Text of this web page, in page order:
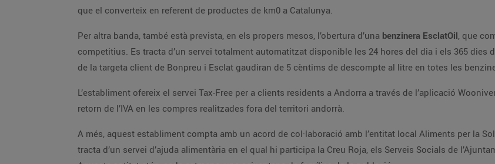
que el converteix en referent de productes de km0 a Catalunya.
Per altra banda, també està prevista, en els propers mesos, l’obertura d’una benzinera EsclatOil, que
competitius. Es tracta d’un servei totalment automatitzat disponible les 24 hores del dia i els 365 dies
de la targeta client de Bonpreu i Esclat gaudiran de 5 cèntims de descompte al litre en totes les
L’establiment ofereix el servei Tax-Free per a clients residents a Andorra a través de l’aplicació
retorn de l’IVA en les compres realitzades fora del territori andorrà.
A més, aquest establiment compta amb un acord de col·laboració amb l’entitat local Aliments per la
tracta d’un servei d’ajuda alimentària en el qual hi participa la Creu Roja, els Serveis Socials de